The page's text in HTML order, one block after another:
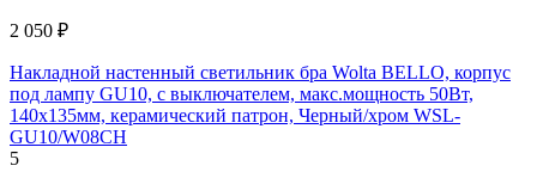
2 050 ₽
Накладной настенный светильник бра Wolta BELLO, корпус
под лампу GU10, с выключателем, макс.мощность 50Вт,
140х135мм, керамический патрон, Черный/хром WSL-
GU10/W08CH
5